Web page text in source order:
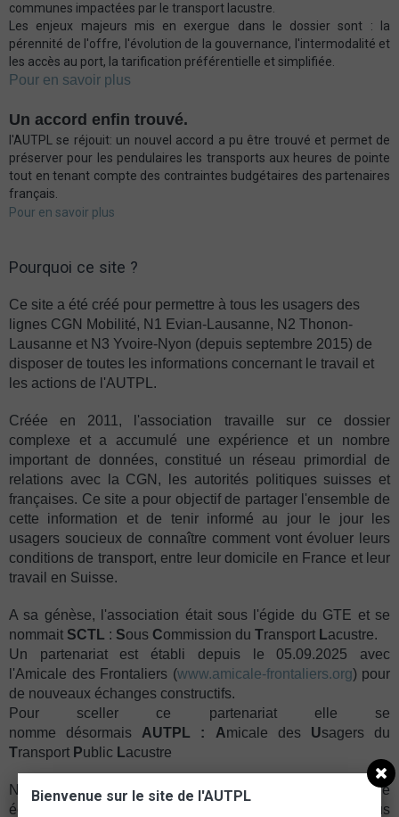
communes impactées par le transport lacustre.
Les enjeux majeurs mis en exergue dans le dossier sont : la
pérennité de l'offre, l'évolution de la gouvernance, l'intermodalité et
les accès au port, la tarification préférentielle et simplifiée.
Pour en savoir plus
Un accord enfin trouvé.
l'AUTPL se réjouit: un nouvel accord a pu être trouvé et permet de
préserver pour les pendulaires les transports aux heures de pointe
tout en tenant compte des contraintes budgétaires des partenaires
français.
Pour en savoir plus
Pourquoi ce site ?
Ce site a été créé pour permettre à tous les usagers des
lignes CGN Mobilité, N1 Evian-Lausanne, N2 Thonon-
Lausanne et N3 Yvoire-Nyon (depuis septembre 2015) de
disposer de toutes les informations concernant le travail et
les actions de l'AUTPL.
Créée en 2011, l'association travaille sur ce dossier
complexe et a accumulé une expérience et un nombre
important de données, constitué un réseau primordial de
relations avec la CGN, les autorités politiques suisses et
françaises. Ce site a pour objectif de partager l'ensemble de
cette information et de tenir informé au jour le jour les
usagers soucieux de connaître comment vont évoluer leurs
conditions de transport, entre leur domicile en France et leur
travail en Suisse.
A sa génèse, l'association était sous l'égide du GTE et se
nommait SCTL : Sous Commission du Transport Lacustre.
Un partenariat est établi depuis le 05.09.2025 avec
l'Amicale des Frontaliers (www.amicale-frontaliers.org) pour
de nouveaux échanges constructifs.
Pour sceller ce partenariat elle se
nomme désormais AUTPL : Amicale des Usagers du
Transport Public Lacustre
Nous vous souhaitons une bonne visite et sommes à votre
écoute pour répondre à toutes les questions que vous vous
Bienvenue sur le site de l'AUTPL